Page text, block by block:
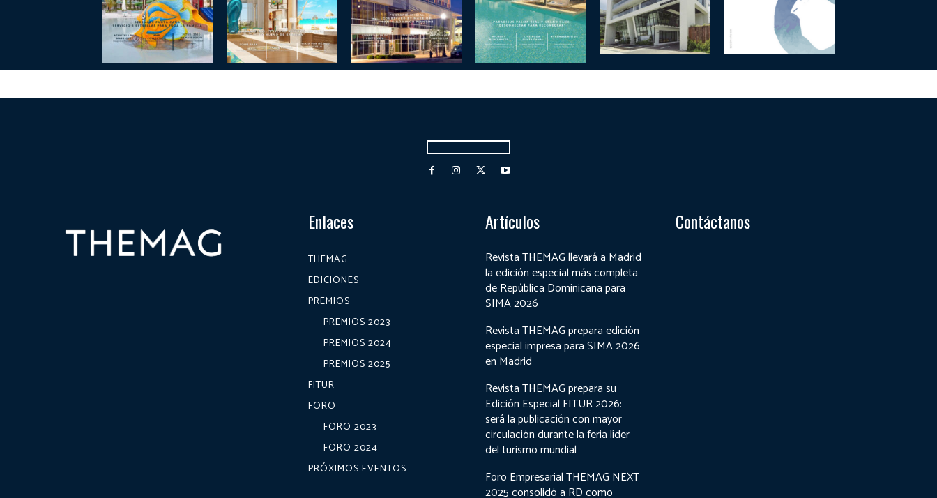
Enlaces
THEMAG
EDICIONES
PREMIOS
PREMIOS 2023
PREMIOS 2024
PREMIOS 2025
FITUR
FORO
FORO 2023
FORO 2024
PRÓXIMOS EVENTOS
Artículos
Revista THEMAG llevará a Madrid
la edición especial más completa
de República Dominicana para
SIMA 2026
Revista THEMAG prepara edición
especial impresa para SIMA 2026
en Madrid
Revista THEMAG prepara su
Edición Especial FITUR 2026:
será la publicación con mayor
circulación durante la feria líder
del turismo mundial
Foro Empresarial THEMAG NEXT
2025 consolidó a RD como
Contáctanos